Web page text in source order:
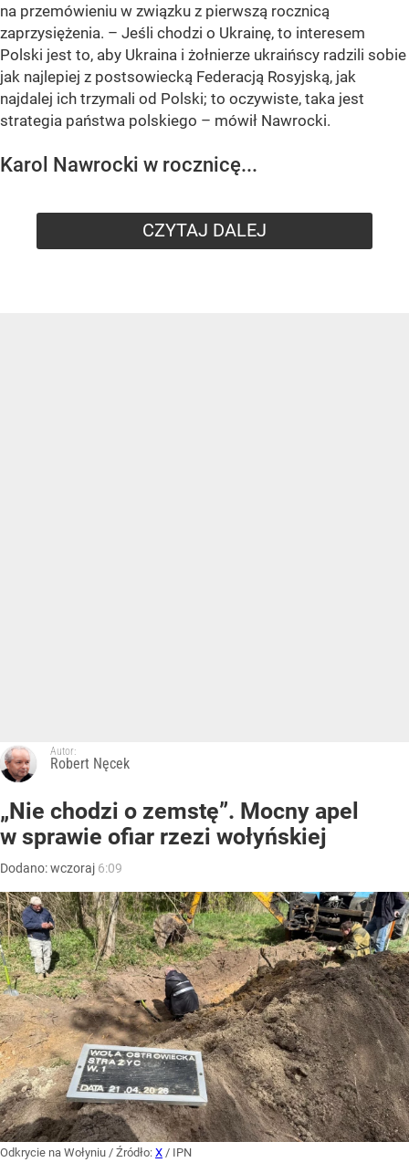
na przemówieniu w związku z pierwszą rocznicą
zaprzysiężenia. – Jeśli chodzi o Ukrainę, to interesem
Polski jest to, aby Ukraina i żołnierze ukraińscy radzili sobie
jak najlepiej z postsowiecką Federacją Rosyjską, jak
najdalej ich trzymali od Polski; to oczywiste, taka jest
strategia państwa polskiego – mówił Nawrocki.
Karol Nawrocki w rocznicę...
CZYTAJ DALEJ
Autor:
Robert Nęcek
„Nie chodzi o zemstę”. Mocny apel
w sprawie ofiar rzezi wołyńskiej
Dodano:wczoraj 6:09
Odkrycie na Wołyniu / Źródło: X / IPN